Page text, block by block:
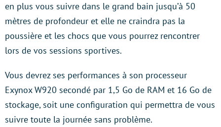
en plus vous suivre dans le grand bain jusqu’à 50
mètres de profondeur et elle ne craindra pas la
poussière et les chocs que vous pourrez rencontrer
lors de vos sessions sportives.
Vous devrez ses performances à son processeur
Exynox W920 secondé par 1,5 Go de RAM et 16 Go de
stockage, soit une configuration qui permettra de vous
suivre toute la journée sans problème.